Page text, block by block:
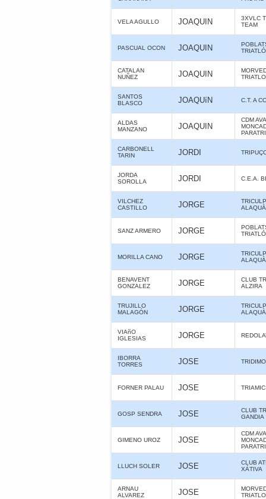
VELA AGULLO JOAQUIN
3XVLC
TEAM
PASCUAL OCON JOAQUIN
TRIATLÓ
CATALAN
NUÑEZ
JOAQUIN
SANTOS
BLASCO
JOAQUíN C.T. A
ALDAS
MANZANO
JOAQUIN
CDM
CARBONELL
TARIN
JORDI
JORDA
SOROLLA
JORDI C.E.A.
VILCHEZ
CASTILLO
JORGE
SANZ ARMERO JORGE
TRIATLÓ
MORILLA CANO JORGE
BENAVENT
GONZALEZ
JORGE
CLUB
ALZIRA
TRUJILLO
MALAGÓN
JORGE
VIAñO
IGLESIAS
JORGE
IBORRA
TORRES
JOSE
FORNER PALAU JOSE
GOSP SENDRA JOSE
CLUB
GANDIA
GIMENO UROZ JOSE
CDM
LLUCH SOLER JOSE
CLUB
XÁTIVA
ARNAU
ALVAREZ
JOSE